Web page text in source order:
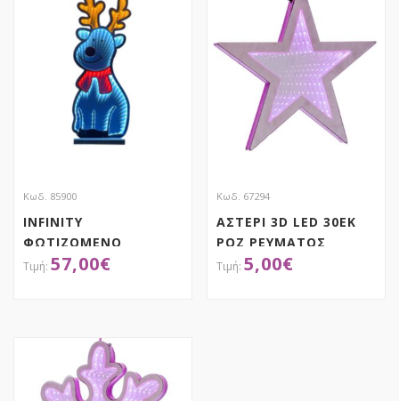
Κωδ. 85900
INFINITY
ΦΩΤΙΖΟΜΕΝΟ
ΕΛΑΦΑΚΙ 25Χ60ΕΚ
57,00€
Κωδ. 67294
ΑΣΤΕΡΙ 3D LED 30ΕΚ
ΡΟΖ ΡΕΥΜΑΤΟΣ
5,00€